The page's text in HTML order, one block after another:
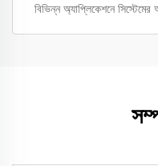
বিভিন্ন অ্যাপ্লিকেশনে